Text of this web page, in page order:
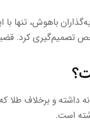
باهوش،
تصمیم‌گیری کرد.
و برخلاف طلا که
است.